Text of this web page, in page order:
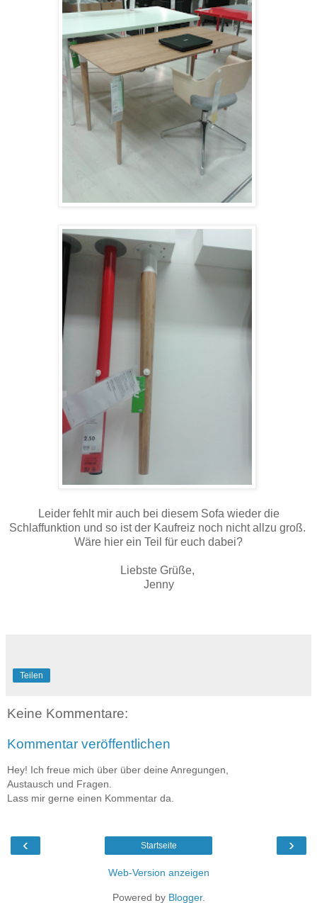
Leider fehlt mir auch bei diesem Sofa wieder die
Schlaffunktion und so ist der Kaufreiz noch nicht allzu groß.
Wäre hier ein Teil für euch dabei?
Liebste Grüße,
Jenny
Teilen
Keine Kommentare:
Kommentar veröffentlichen
Hey! Ich freue mich über über deine Anregungen,
Austausch und Fragen.
Lass mir gerne einen Kommentar da.
‹ ›
Startseite
Web-Version anzeigen
Powered by Blogger.